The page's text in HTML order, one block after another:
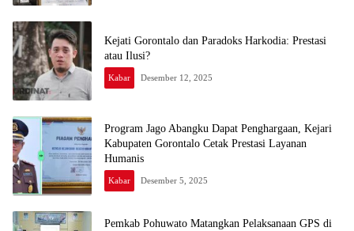
Kejati Gorontalo dan Paradoks Harkodia: Prestasi
atau Ilusi?
Kabar Desember 12, 2025
Program Jago Abangku Dapat Penghargaan, Kejari
Kabupaten Gorontalo Cetak Prestasi Layanan
Humanis
Kabar Desember 5, 2025
Pemkab Pohuwato Matangkan Pelaksanaan GPS di